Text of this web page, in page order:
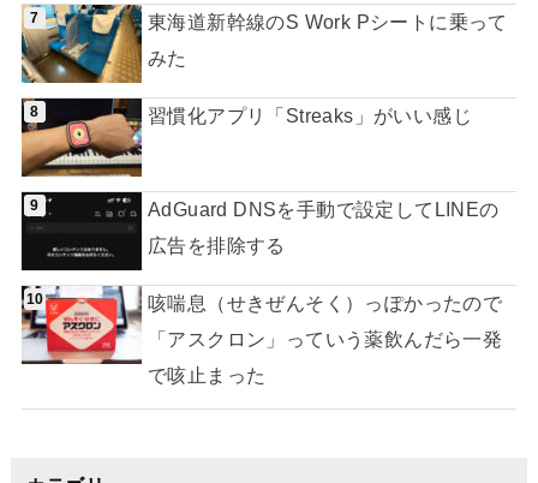
東海道新幹線のS Work Pシートに乗って
みた
習慣化アプリ「Streaks」がいい感じ
AdGuard DNSを手動で設定してLINEの
広告を排除する
咳喘息（せきぜんそく）っぽかったので
「アスクロン」っていう薬飲んだら一発
で咳止まった